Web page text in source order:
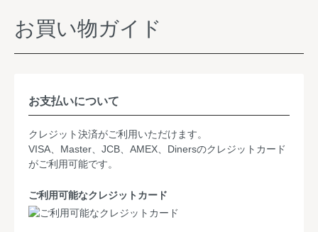
お買い物ガイド
お支払いについて
クレジット決済がご利用いただけます。
VISA、Master、JCB、AMEX、Dinersのクレジットカード
がご利用可能です。
ご利用可能なクレジットカード